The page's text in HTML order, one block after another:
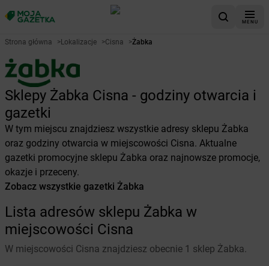
MENU
Strona główna >Lokalizacje >Cisna >Żabka
Sklepy Żabka Cisna - godziny otwarcia i
gazetki
W tym miejscu znajdziesz wszystkie adresy sklepu Żabka
oraz godziny otwarcia w miejscowości Cisna. Aktualne
gazetki promocyjne sklepu Żabka oraz najnowsze promocje,
okazje i przeceny.
Zobacz wszystkie gazetki Żabka
Lista adresów sklepu Żabka w
miejscowości Cisna
W miejscowości Cisna znajdziesz obecnie 1 sklep Żabka.